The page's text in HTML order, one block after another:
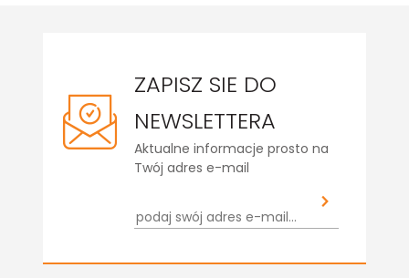
ZAPISZ SIE DO
NEWSLETTERA
Aktualne informacje prosto na
Twój adres e-mail